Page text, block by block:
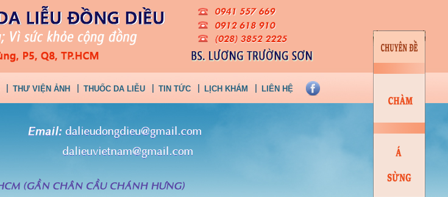
THƯ VIỆN ẢNH THUỐC DA LIỄU TIN TỨC LỊCH KHÁM LIÊN HỆ